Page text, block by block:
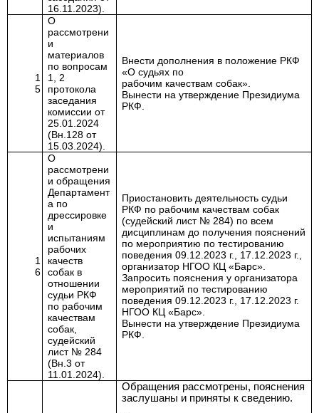
16.11.2023).
1
5
О
рассмотрени
и
материалов
по вопросам
1, 2
протокола
заседания
комиссии от
25.01.2024
(Вн.128 от
15.03.2024).
Внести дополнения в положение РКФ
«О судьях по
рабочим качествам собак».
Вынести на утверждение Президиума
РКФ.
1
6
О
рассмотрени
и обращения
Департамент
а по
дрессировке
и
испытаниям
рабочих
качеств
собак в
отношении
судьи РКФ
по рабочим
качествам
собак,
судейский
лист № 284
(Вн.3 от
11.01.2024).
Приостановить деятельность судьи
РКФ по рабочим качествам собак
(судейский лист № 284) по всем
дисциплинам до получения пояснений
по мероприятию по тестированию
поведения 09.12.2023 г., 17.12.2023 г.,
организатор НГОО КЦ «Барс».
Запросить пояснения у организатора
мероприятий по тестированию
поведения 09.12.2023 г., 17.12.2023 г.
НГОО КЦ «Барс».
Вынести на утверждение Президиума
РКФ.
Обращения рассмотрены, пояснения
заслушаны и приняты к сведению.